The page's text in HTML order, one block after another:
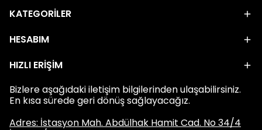
KATEGORİLER
HESABIM
HIZLI ERİŞİM
Bizlere aşağıdaki iletişim bilgilerinden ulaşabilirsiniz.
En kısa sürede geri dönüş sağlayacağız.
Adres: İstasyon Mah. Abdülhak Hamit Cad. No 34/4